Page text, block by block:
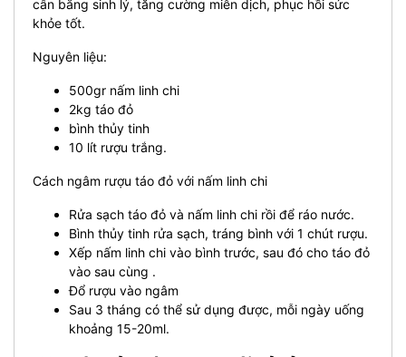
cân bằng sinh lý, tăng cường miễn dịch, phục hồi sức
khỏe tốt.
Nguyên liệu:
500gr nấm linh chi
2kg táo đỏ
bình thủy tinh
10 lít rượu trắng.
Cách ngâm rượu táo đỏ với nấm linh chi
Rửa sạch táo đỏ và nấm linh chi rồi để ráo nước.
Bình thủy tinh rửa sạch, tráng bình với 1 chút rượu.
Xếp nấm linh chi vào bình trước, sau đó cho táo đỏ
vào sau cùng .
Đổ rượu vào ngâm
Sau 3 tháng có thể sử dụng được, mỗi ngày uống
khoảng 15-20ml.